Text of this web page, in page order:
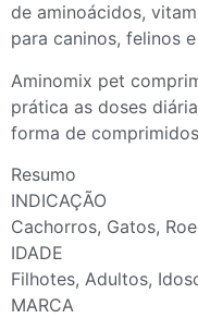
de aminoácidos,
para caninos, felinos
Aminomix pet
prática as doses
forma de comprimidos
Resumo
INDICAÇÃO
Cachorros, Gatos,
IDADE
Filhotes, Adultos,
MARCA